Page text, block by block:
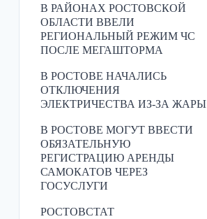
В РАЙОНАХ РОСТОВСКОЙ
ОБЛАСТИ ВВЕЛИ
РЕГИОНАЛЬНЫЙ РЕЖИМ ЧС
ПОСЛЕ МЕГАШТОРМА
В РОСТОВЕ НАЧАЛИСЬ
ОТКЛЮЧЕНИЯ
ЭЛЕКТРИЧЕСТВА ИЗ-ЗА ЖАРЫ
В РОСТОВЕ МОГУТ ВВЕСТИ
ОБЯЗАТЕЛЬНУЮ
РЕГИСТРАЦИЮ АРЕНДЫ
САМОКАТОВ ЧЕРЕЗ
ГОСУСЛУГИ
РОСТОВСТАТ